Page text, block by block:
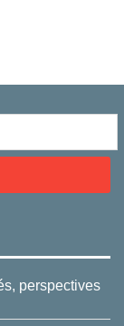
perspectives